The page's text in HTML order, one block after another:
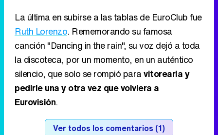
La última en subirse a las tablas de EuroClub fue
Ruth Lorenzo. Rememorando su famosa
canción "Dancing in the rain", su voz dejó a toda
la discoteca, por un momento, en un auténtico
silencio, que solo se rompió paravitorearla y
pedirle una y otra vez que volviera a
Eurovisión.
Ver todos los comentarios (1)